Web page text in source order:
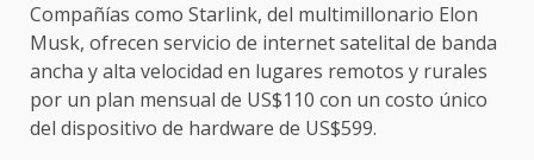
Compañías como Starlink, del multimillonario Elon
Musk, ofrecen servicio de internet satelital de banda
ancha y alta velocidad en lugares remotos y rurales
por un plan mensual de US$110 con un costo único
del dispositivo de hardware de US$599.